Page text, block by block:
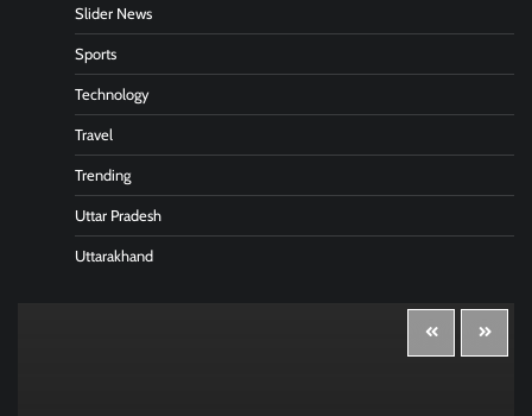
Slider News
Sports
Technology
Travel
Trending
Uttar Pradesh
Uttarakhand